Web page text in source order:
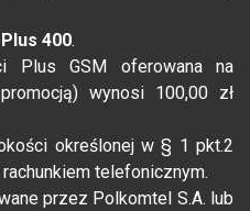
400.
Plus GSM oferowana na
wynosi 100,00 zł
określonej w § 1 pkt.2
telefonicznym.
przez Polkomtel S.A. lub